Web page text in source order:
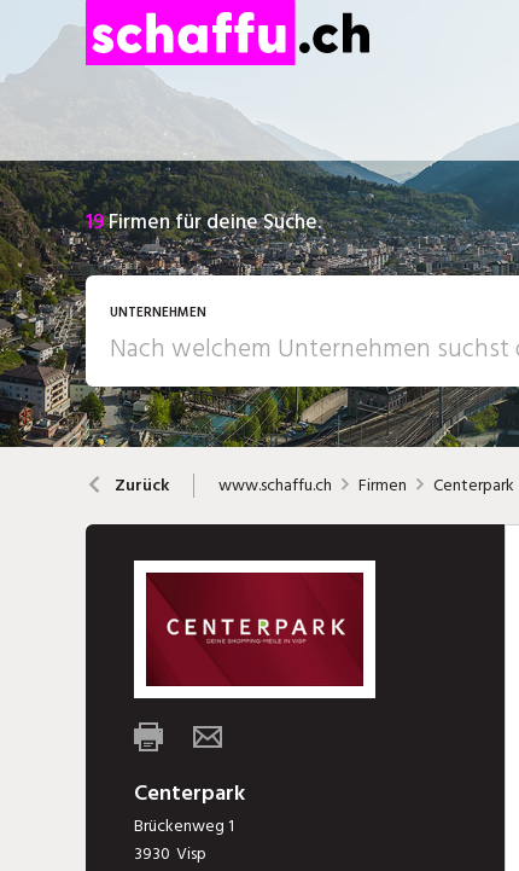
19Firmen für deine Suche.
UNTERNEHMEN
Zurück www.schaffu.ch Firmen Centerpark
Centerpark
Brückenweg 1
3930 Visp